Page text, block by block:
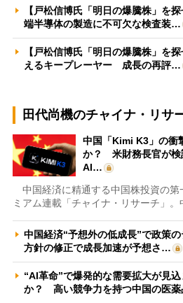
【戸松信博氏「明日の爆騰株」を
端半導体の製造に不可欠な検査装…
【戸松信博氏「明日の爆騰株」を
えるキープレーヤー 成長の再評…
田代尚機のチャイナ・リサ
中国「Kimi K3」の衝
か？ 米財務長官が検
AI…
中国経済に精通する中国株投資の第
ミアム連載「チャイナ・リサーチ」。
中国経済“予想外の低成長”で政策
方針の修正で成長加速が予想さ…
“AI革命”で爆発的な需要拡大が見
か？ 高い競争力を持つ中国の医